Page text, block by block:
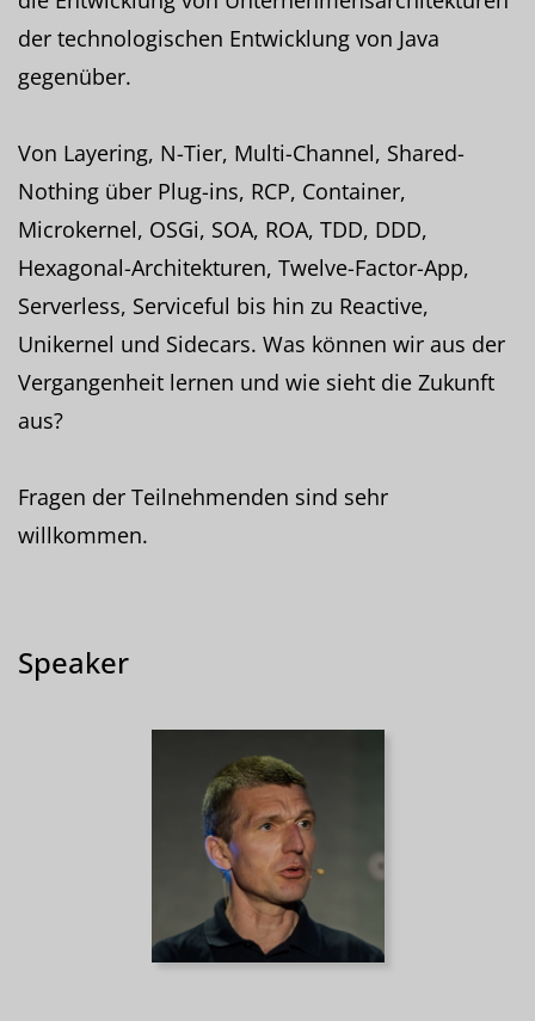
der technologischen Entwicklung von Java
gegenüber.
Von Layering, N-Tier, Multi-Channel, Shared-
Nothing über Plug-ins, RCP, Container,
Microkernel, OSGi, SOA, ROA, TDD, DDD,
Hexagonal-Architekturen, Twelve-Factor-App,
Serverless, Serviceful bis hin zu Reactive,
Unikernel und Sidecars. Was können wir aus der
Vergangenheit lernen und wie sieht die Zukunft
aus?
Fragen der Teilnehmenden sind sehr
willkommen.
Speaker